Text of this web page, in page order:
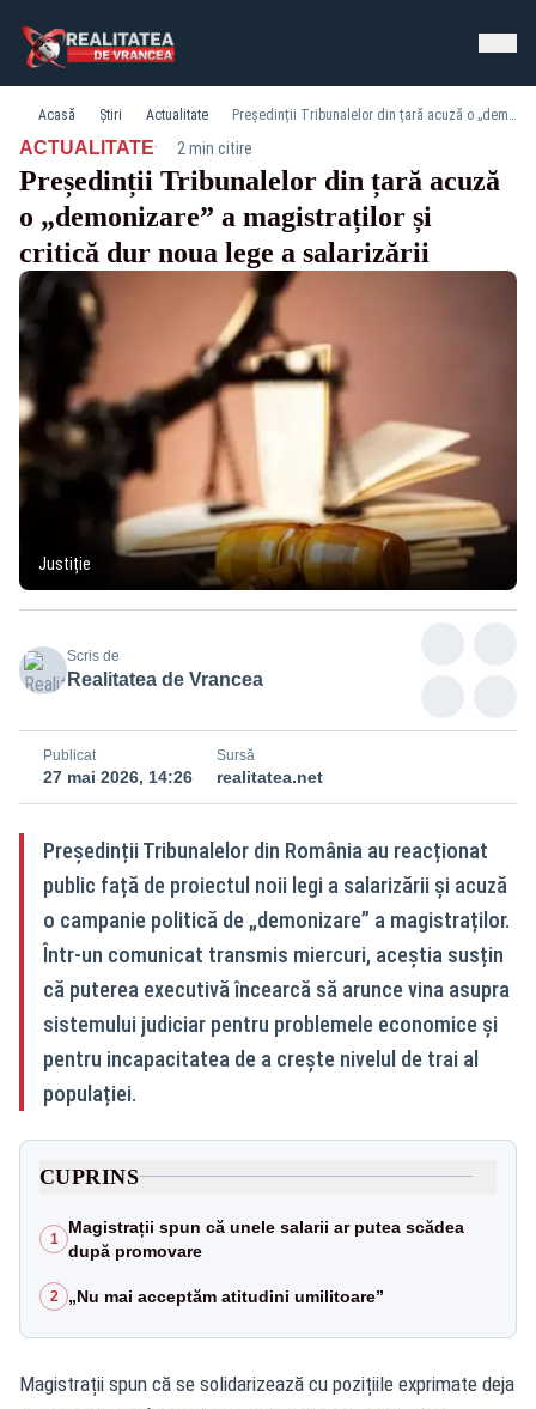
Acasă Știri Actualitate Președinții Tribunalelor din țară acuză o „demonizare” a magistraților și critică dur noua lege a salarizării
ACTUALITATE· 2 min citire
Președinții Tribunalelor din țară acuză
o „demonizare” a magistraților și
critică dur noua lege a salarizării
Justiție
Scris de
Realitatea de Vrancea
Publicat
27 mai 2026, 14:26
Sursă
realitatea.net
Președinții Tribunalelor din România au reacționat
public față de proiectul noii legi a salarizării și acuză
o campanie politică de „demonizare” a magistraților.
Într-un comunicat transmis miercuri, aceștia susțin
că puterea executivă încearcă să arunce vina asupra
sistemului judiciar pentru problemele economice și
pentru incapacitatea de a crește nivelul de trai al
populației.
CUPRINS
1
Magistrații spun că unele salarii ar putea scădea
după promovare
2 „Nu mai acceptăm atitudini umilitoare”
Magistrații spun că se solidarizează cu pozițiile exprimate deja